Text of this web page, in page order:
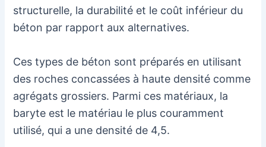
structurelle, la durabilité et le coût inférieur du
béton par rapport aux alternatives.
Ces types de béton sont préparés en utilisant
des roches concassées à haute densité comme
agrégats grossiers. Parmi ces matériaux, la
baryte est le matériau le plus couramment
utilisé, qui a une densité de 4,5.